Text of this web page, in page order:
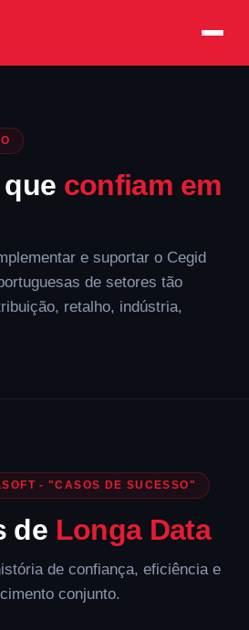
confiam em
e suportar o Cegid
de setores tão
retalho, indústria,
- "CASOS DE SUCESSO"
de Longa Data
de confiança, eficiência e
conjunto.